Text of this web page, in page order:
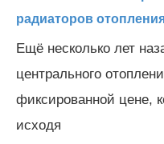
радиаторов
Ещё несколько лет
центрального
фиксированной цене,
исходя